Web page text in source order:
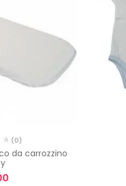
(0)
da carrozzino